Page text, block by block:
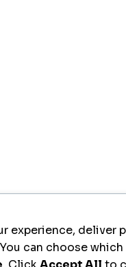
experience, deliver
can choose